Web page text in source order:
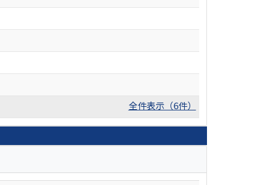
全件表示（6件）